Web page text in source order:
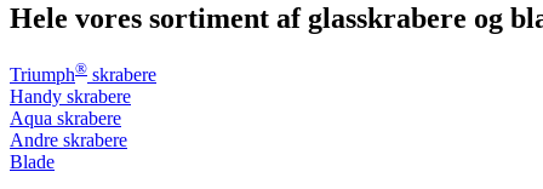
Hele vores sortiment af glasskrabere og
Triumph® skrabere
Handy skrabere
Aqua skrabere
Andre skrabere
Blade